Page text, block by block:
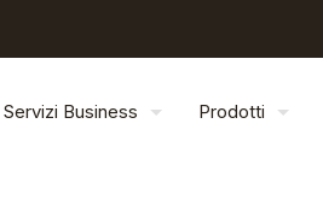
Servizi Business Prodotti